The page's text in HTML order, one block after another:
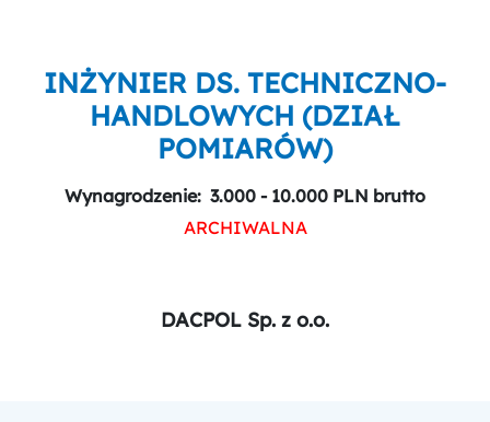
INŻYNIER DS. TECHNICZNO-
HANDLOWYCH (DZIAŁ
POMIARÓW)
Wynagrodzenie: 3.000 - 10.000 PLN brutto
ARCHIWALNA
DACPOL Sp. z o.o.